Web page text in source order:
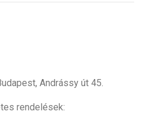
Andrássy út 45.
rendelések: